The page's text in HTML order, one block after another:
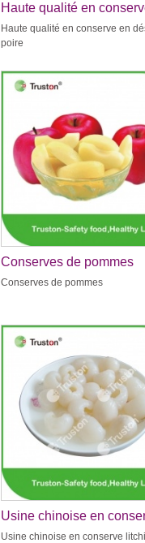
Haute qualité en
dés de poire
Haute qualité en conserve en
poire
Conserves de pommes
Conserves de pommes
Usine chinoise en
litchis
Usine chinoise en conserve